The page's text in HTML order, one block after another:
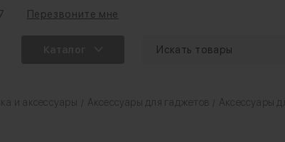
Перезвоните мне
и аксессуары Аксессуары для гаджетов Аксессуары